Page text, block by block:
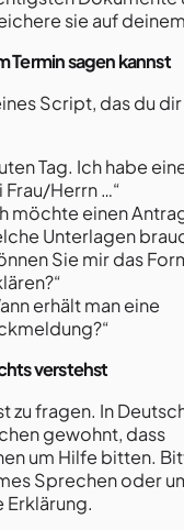
sie auf
Termin sagen kannst
Script, das du
Tag. Ich habe
Frau/Herrn …“
möchte einen
Unterlagen
Sie mir das
erhält man eine
verstehst
zu fragen. In
gewohnt, dass
um Hilfe bitten.
Sprechen oder